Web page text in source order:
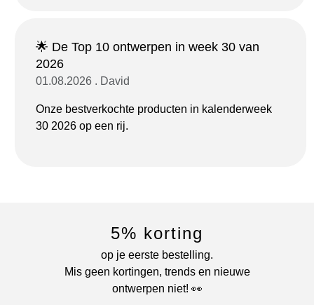
🌟 De Top 10 ontwerpen in week 30 van
2026
01.08.2026 . David
Onze bestverkochte producten in kalenderweek
30 2026 op een rij.
5% korting
op je eerste bestelling.
Mis geen kortingen, trends en nieuwe
ontwerpen niet! 👀